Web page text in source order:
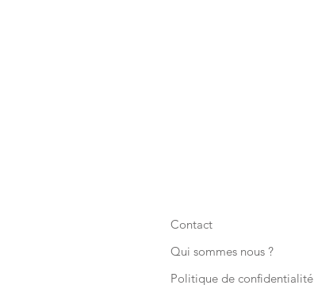
Contact
Qui sommes nous ?
Politique de confidentialité